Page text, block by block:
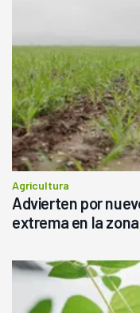
Agricultura
Advierten por
extrema en la